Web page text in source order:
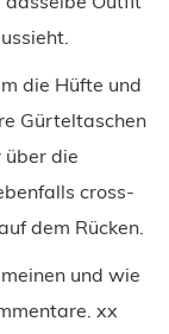
die Hüfte und
Gürteltaschen
über die
cross-
dem Rücken.
und wie
xx